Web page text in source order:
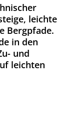
leichte
Bergpfade.
in den
und
leichten